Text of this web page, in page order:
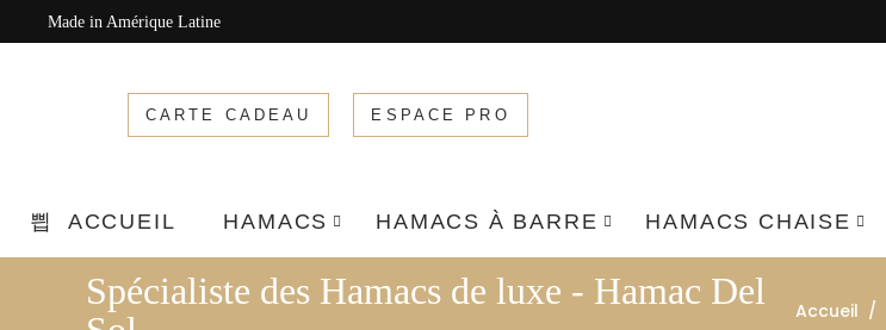
Made in Amérique Latine
CARTE CADEAU ESPACE PRO
ACCUEIL HAMACS HAMACS À BARRE HAMACS CHAISE
Spécialiste des Hamacs de luxe - Hamac Del
Accueil /